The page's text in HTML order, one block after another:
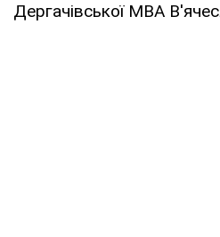
Дергачівської МВА